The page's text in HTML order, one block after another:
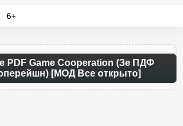
6+
PDF Game Cooperation (Зе ПДФ
[МОД Все открыто]